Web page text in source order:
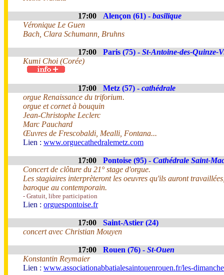
17:00 Alençon (61) - basilique
Véronique Le Guen
Bach, Clara Schumann, Bruhns
17:00 Paris (75) - St-Antoine-des-Quinze-
Kumi Choi (Corée)
17:00 Metz (57) - cathédrale
orgue Renaissance du triforium.
orgue et cornet à bouquin
Jean-Christophe Leclerc
Marc Pauchard
Œuvres de Frescobaldi, Mealli, Fontana...
Lien : www.orguecathedralemetz.com
17:00 Pontoise (95) - Cathédrale Saint-
Concert de clôture du 21° stage d'orgue.
Les stagiaires interprèteront les oeuvres qu'ils auront
baroque au contemporain.
- Gratuit, libre participation
Lien : orguespontoise.fr
17:00
Saint-Astier (24)
concert avec Christian Mouyen
17:00 Rouen (76) - St-Ouen
Konstantin Reymaier
Lien : www.associationabbatialesaintouenrouen.fr/les-